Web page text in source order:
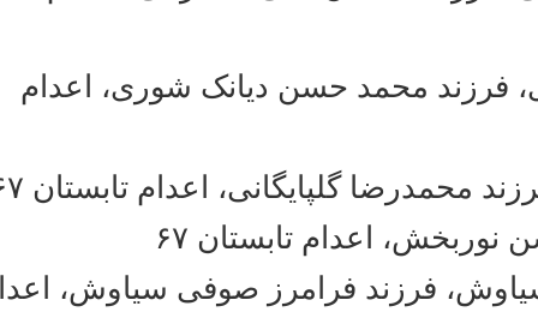
فرزند محمد حسن دیانک شوری، اعدام
محمدرضا گلپایگانی، اعدام تابستان ۶۷
اعدام تابستان ۶۷
فرزند فرامرز صوفی سیاوش، اعدام